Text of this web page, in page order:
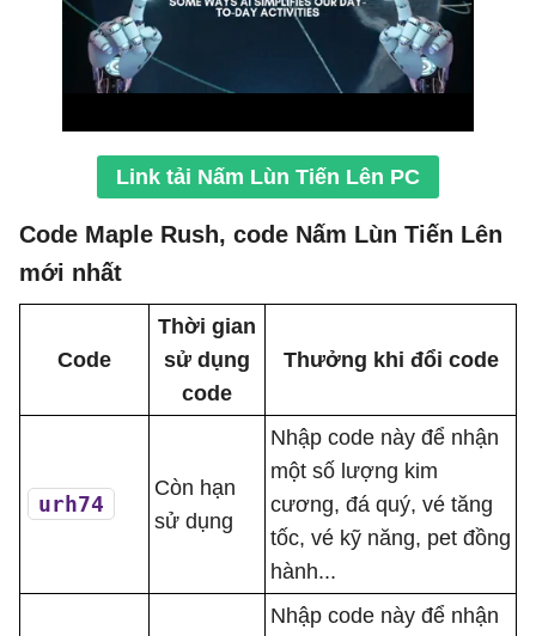
Link tải Nấm Lùn Tiến Lên PC
Code Maple Rush, code Nấm Lùn Tiến Lên
mới nhất
Code
Thời gian
sử dụng
code
Thưởng khi đổi code
urh74
Còn hạn
sử dụng
Nhập code này để nhận
một số lượng kim
cương, đá quý, vé tăng
tốc, vé kỹ năng, pet đồng
hành...
Nhập code này để nhận